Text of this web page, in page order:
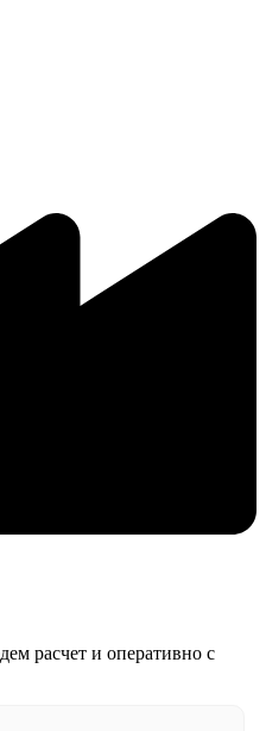
расчет и оперативно с